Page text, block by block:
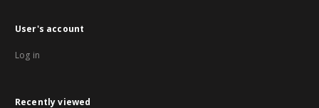
User's account
Log in
Recently viewed